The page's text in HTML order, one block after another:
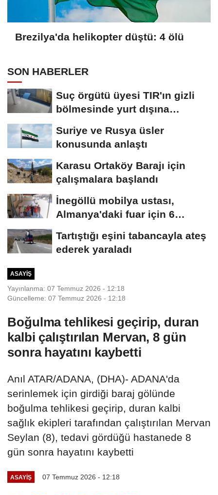
Brezilya'da helikopter düştü: 4 ölü
SON HABERLER
Suç örgütü üyesi TIR'ın gizli
bölmesinde yurt dışına
Suriye ve Rusya üsler
konusunda anlaştı
Karasu Ortaköy Barajı için
çalışmalara başlandı
İnegöllü mobilya ustası,
Almanya'daki fuar için 6
Tartıştığı eşini tabancayla ateş
ederek yaraladı
ASAYIŞ
Yayınlanma: 07 Temmuz 2026 - 12:18
Güncelleme: 07 Temmuz 2026 - 12:18
Boğulma tehlikesi geçirip, duran
kalbi çalıştırılan Mervan, 8 gün
sonra hayatını kaybetti
Anıl ATAR/ADANA, (DHA)- ADANA'da
serinlemek için girdiği baraj gölünde
boğulma tehlikesi geçirip, duran kalbi
sağlık ekipleri tarafından çalıştırılan Mervan
Seylan (8), tedavi gördüğü hastanede 8
gün sonra hayatını kaybetti
ASAYIŞ 07 Temmuz 2026 - 12:18